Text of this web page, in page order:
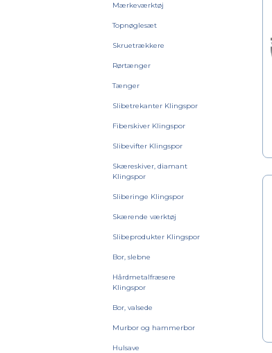
Mærkeværktøj
Topnøglesæt
Skruetrækkere
Rørtænger
Tænger
Slibetrekanter Klingspor
Fiberskiver Klingspor
Slibevifter Klingspor
Skæreskiver, diamant
Klingspor
Sliberinge Klingspor
Skærende værktøj
Slibeprodukter Klingspor
Bor, slebne
Hårdmetalfræsere
Klingspor
Bor, valsede
Murbor og hammerbor
Hulsave